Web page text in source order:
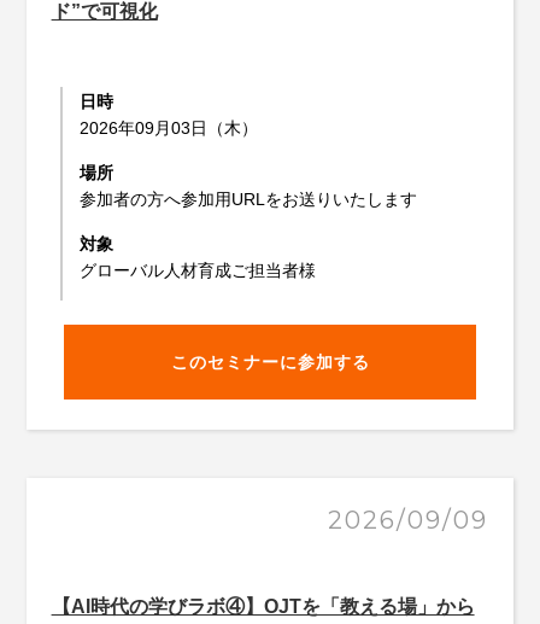
ド”で可視化
日時
2026年09月03日（木）
場所
参加者の方へ参加用URLをお送りいたします
対象
グローバル人材育成ご担当者様
このセミナーに参加する
2026/09/09
【AI時代の学びラボ④】OJTを「教える場」から